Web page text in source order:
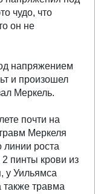
чудо, что
он не
напряжением
и произошел
Меркель.
почти на
Меркеля
роста
2 пинты крови из
у Уильямса
травма